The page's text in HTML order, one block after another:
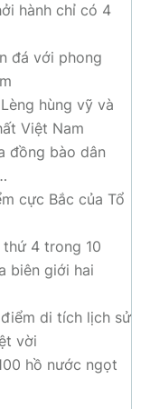
hành chỉ có 4
đá với phong
hùng vỹ và
Việt Nam
đồng bào dân
cực Bắc của Tổ
thứ 4 trong 10
biên giới hai
di tích lịch sử
vời
hồ nước ngọt